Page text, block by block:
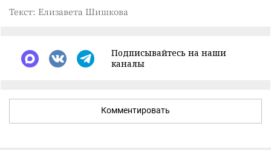
Текст: Елизавета Шишкова
Подписывайтесь на наши
каналы
Комментировать